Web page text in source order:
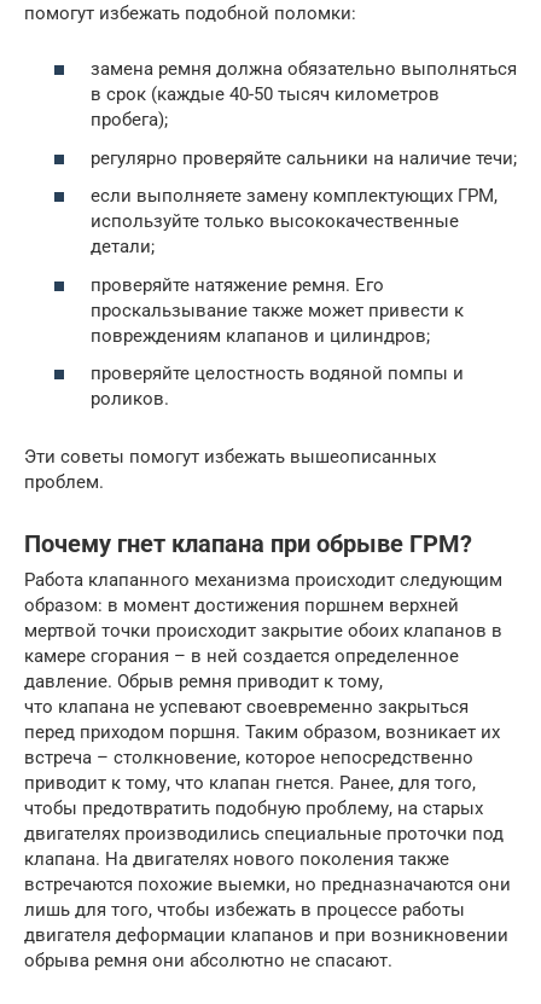
помогут избежать подобной поломки:
замена ремня должна обязательно выполняться
в срок (каждые 40-50 тысяч километров
пробега);
регулярно проверяйте сальники на наличие течи;
если выполняете замену комплектующих ГРМ,
используйте только высококачественные
детали;
проверяйте натяжение ремня. Его
проскальзывание также может привести к
повреждениям клапанов и цилиндров;
проверяйте целостность водяной помпы и
роликов.
Эти советы помогут избежать вышеописанных
проблем.
Почему гнет клапана при обрыве ГРМ?
Работа клапанного механизма происходит следующим
образом: в момент достижения поршнем верхней
мертвой точки происходит закрытие обоих клапанов в
камере сгорания – в ней создается определенное
давление. Обрыв ремня приводит к тому,
что клапана не успевают своевременно закрыться
перед приходом поршня. Таким образом, возникает их
встреча – столкновение, которое непосредственно
приводит к тому, что клапан гнется. Ранее, для того,
чтобы предотвратить подобную проблему, на старых
двигателях производились специальные проточки под
клапана. На двигателях нового поколения также
встречаются похожие выемки, но предназначаются они
лишь для того, чтобы избежать в процессе работы
двигателя деформации клапанов и при возникновении
обрыва ремня они абсолютно не спасают.